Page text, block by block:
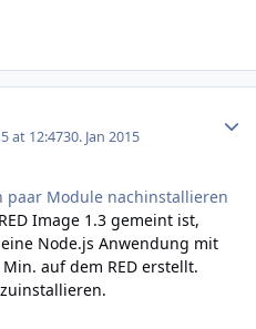
at 12:4730. Jan 2015
paar Module nachinstallieren
Image 1.3 gemeint ist,
Node.js Anwendung mit
auf dem RED erstellt.